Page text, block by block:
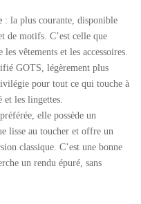
: la plus courante, disponible
de motifs. C’est celle que
vêtements et les accessoires.
GOTS, légèrement plus
pour tout ce qui touche à
et les lingettes.
elle possède un
lisse au toucher et offre un
classique. C’est une bonne
un rendu épuré, sans